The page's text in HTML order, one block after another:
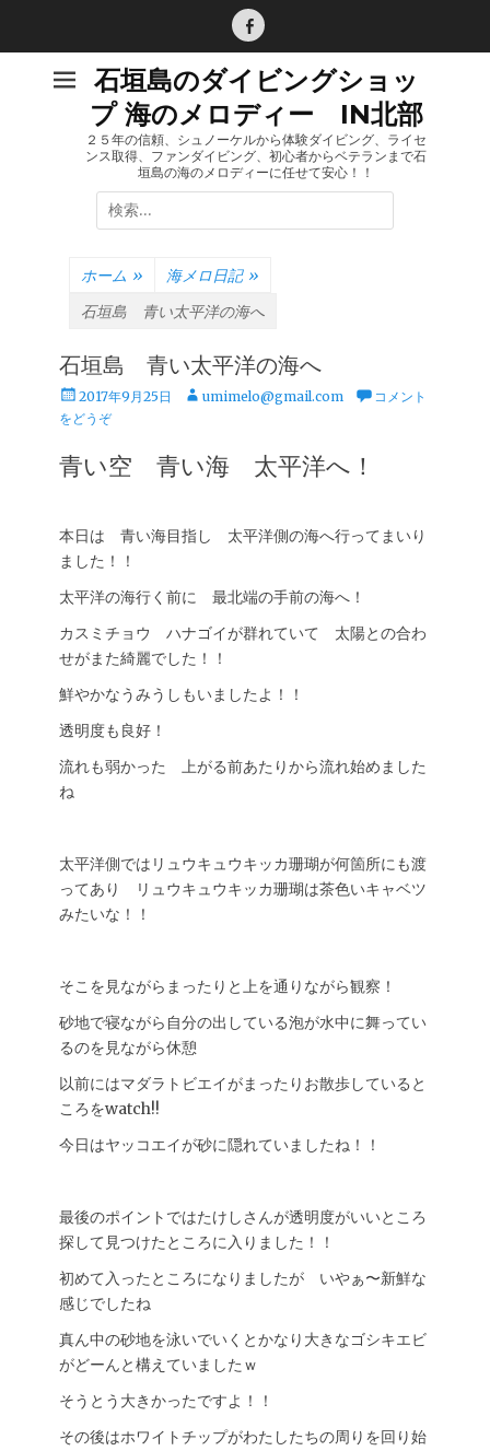
Facebook
石垣島のダイビングショッ
プ 海のメロディー IN北部
２５年の信頼、シュノーケルから体験ダイビング、ライセ
ンス取得、ファンダイビング、初心者からベテランまで石
垣島の海のメロディーに任せて安心！！
検
索:
ホーム » 海メロ日記 »
石垣島 青い太平洋の海へ
石垣島 青い太平洋の海へ
投
稿
2017年9月25日
投 umimelo@gmail.com
コメント
をどうぞ
青い空 青い海 太平洋へ！
本日は 青い海目指し 太平洋側の海へ行ってまいり
ました！！
太平洋の海行く前に 最北端の手前の海へ！
カスミチョウ ハナゴイが群れていて 太陽との合わ
せがまた綺麗でした！！
鮮やかなうみうしもいましたよ！！
透明度も良好！
流れも弱かった 上がる前あたりから流れ始めました
ね
太平洋側ではリュウキュウキッカ珊瑚が何箇所にも渡
ってあり リュウキュウキッカ珊瑚は茶色いキャベツ
みたいな！！
そこを見ながらまったりと上を通りながら観察！
砂地で寝ながら自分の出している泡が水中に舞ってい
るのを見ながら休憩
以前にはマダラトビエイがまったりお散歩していると
ころをwatch!!
今日はヤッコエイが砂に隠れていましたね！！
最後のポイントではたけしさんが透明度がいいところ
探して見つけたところに入りました！！
初めて入ったところになりましたが いやぁ〜新鮮な
感じでしたね
真ん中の砂地を泳いでいくとかなり大きなゴシキエビ
がどーんと構えていましたｗ
そうとう大きかったですよ！！
その後はホワイトチップがわたしたちの周りを回り始